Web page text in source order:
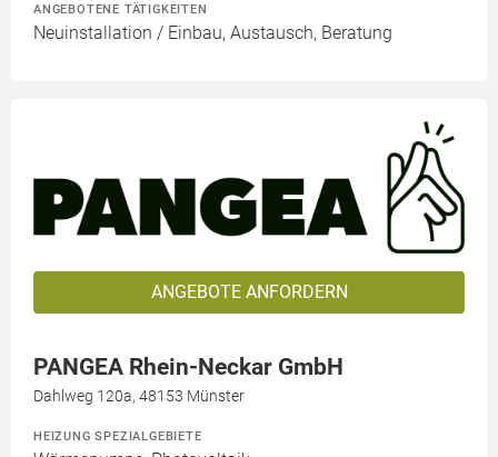
ANGEBOTENE TÄTIGKEITEN
Neuinstallation / Einbau, Austausch, Beratung
ANGEBOTE ANFORDERN
PANGEA Rhein-Neckar GmbH
Dahlweg 120a, 48153 Münster
HEIZUNG SPEZIALGEBIETE